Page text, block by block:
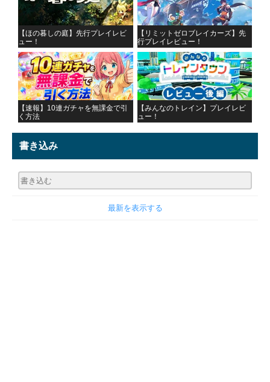
【ほの暮しの庭】先行プレイレビ
ュー！
【リミットゼロブレイカーズ】先
行プレイレビュー！
【速報】10連ガチャを無課金で引
く方法
【みんなのトレイン】プレイレビ
ュー！
書き込み
最新を表示する